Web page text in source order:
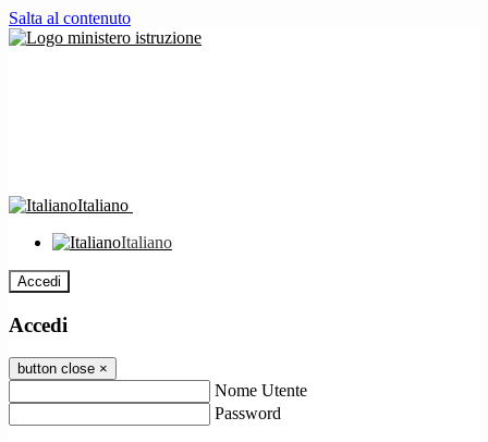
Salta al contenuto
Italiano
Italiano
Accedi
Accedi
button close ×
Nome Utente
Password